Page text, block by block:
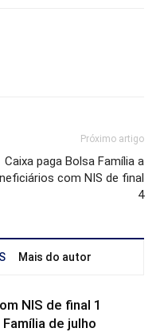
Próximo artigo
Caixa paga Bolsa Família a
com NIS de final
4
Mais do autor
NIS de final 1
de julho